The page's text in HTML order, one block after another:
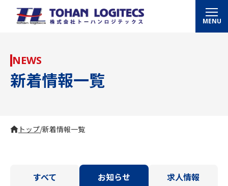
MENU
NEWS
新着情報一覧
トップ/新着情報一覧
すべて お知らせ 求人情報